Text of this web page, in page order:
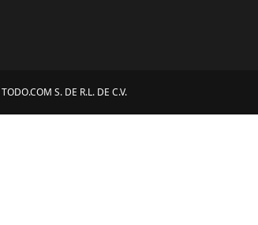
S. DE R.L. DE C.V.